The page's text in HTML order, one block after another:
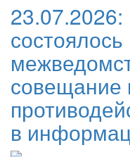
23.07.2026:
состоялось
совещание
в